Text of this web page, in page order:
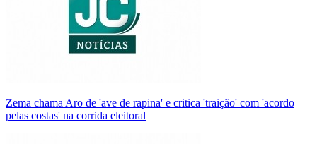
Zema chama Aro de 'ave de rapina' e critica 'traição' com 'acordo
pelas costas' na corrida eleitoral